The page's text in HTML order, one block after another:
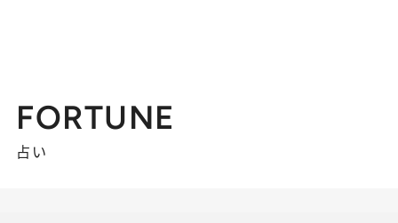
FORTUNE
占い